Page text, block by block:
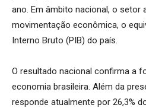
ano. Em âmbito nacional, o setor
movimentação econômica, o
Interno Bruto (PIB) do país.
O resultado nacional confirma a
economia brasileira. Além da
responde atualmente por 26,3%